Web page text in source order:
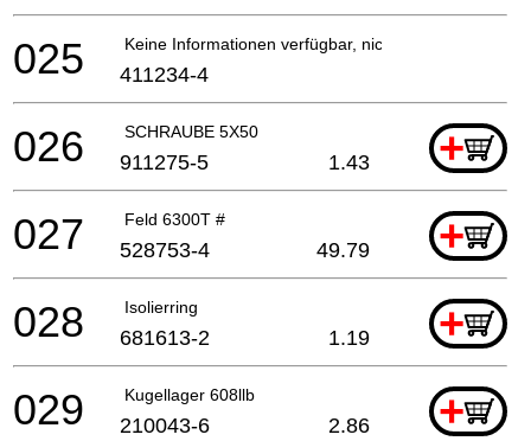
Keine Informationen verfügbar, nicht bestellbar
025 411234-4
SCHRAUBE 5X50 +
026 911275-5 1.43
Feld 6300T # +
027 528753-4 49.79
Isolierring +
028 681613-2 1.19
Kugellager 608llb +
029 210043-6 2.86